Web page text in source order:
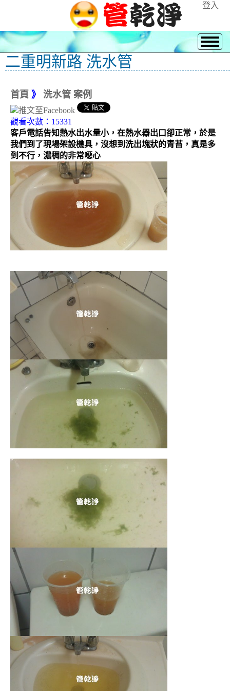
登入
二重明新路 洗水管
首頁 》 洗水管 案例
觀看次數：15331
客戶電話告知熱水出水量小，在熱水器出口卻正常，於是
我們到了現場架設機具，沒想到洗出塊狀的青苔，真是多
到不行，濃稠的非常噁心